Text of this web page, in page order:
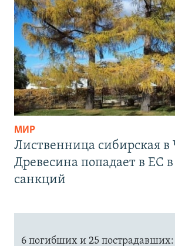
МИР
Лиственница сибирская в
Древесина попадает в ЕС в
санкций